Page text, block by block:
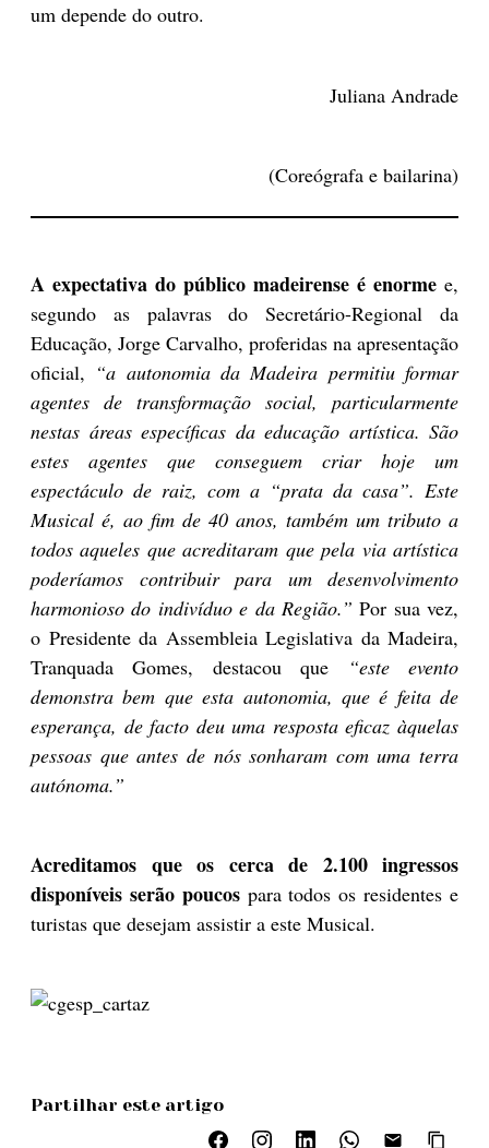
um depende do outro.
Juliana Andrade
(Coreógrafa e bailarina)
A expectativa do público madeirense é enorme e,
segundo as palavras do Secretário-Regional da
Educação, Jorge Carvalho, proferidas na apresentação
oficial, “a autonomia da Madeira permitiu formar
agentes de transformação social, particularmente
nestas áreas específicas da educação artística. São
estes agentes que conseguem criar hoje um
espectáculo de raiz, com a “prata da casa”. Este
Musical é, ao fim de 40 anos, também um tributo a
todos aqueles que acreditaram que pela via artística
poderíamos contribuir para um desenvolvimento
harmonioso do indivíduo e da Região.”Por sua vez,
o Presidente da Assembleia Legislativa da Madeira,
Tranquada Gomes, destacou que
“este evento
demonstra bem que esta autonomia, que é feita de
esperança, de facto deu uma resposta eficaz àquelas
pessoas que antes de nós sonharam com uma terra
autónoma.”
Acreditamos que os cerca de 2.100 ingressos
disponíveis serão poucospara todos os residentes e
turistas que desejam assistir a este Musical.
Partilhar este artigo